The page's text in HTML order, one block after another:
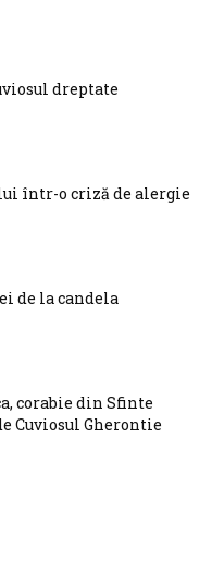
dreptate
într-o criză de alergie
de la candela
corabie din Sfinte
Cuviosul Gherontie